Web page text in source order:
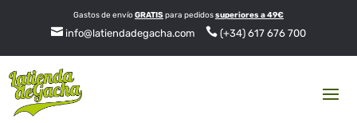
Gastos de envíoGRATISpara pedidossuperiores a 49€
info@latiendadegacha.com (+34) 617 676 700